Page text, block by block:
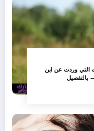
التي وردت عن ابن
بالتفصيل